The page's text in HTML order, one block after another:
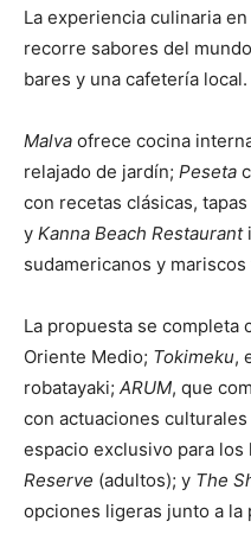
La experiencia culinaria
recorre sabores del
bares y una cafetería local.
Malva ofrece cocina
relajado de jardín; Peseta
con recetas clásicas,
y Kanna Beach Restaurant
sudamericanos y
La propuesta se completa
Oriente Medio; Tokimeku,
robatayaki; ARUM, que
con actuaciones culturales
espacio exclusivo para los
Reserve (adultos); y The
opciones ligeras junto a la